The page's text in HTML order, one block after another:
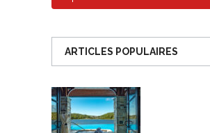
ARTICLES POPULAIRES